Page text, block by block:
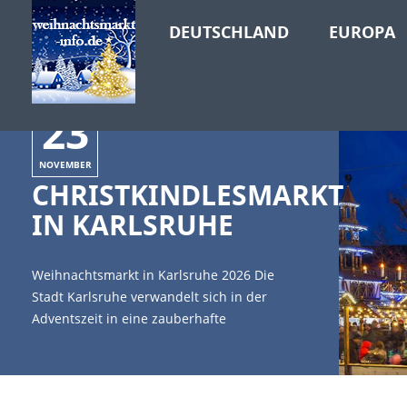
DEUTSCHLAND EUROPA
23
NOVEMBER
CHRISTKINDLESMARKT
IN KARLSRUHE
Weihnachtsmarkt in Karlsruhe 2026 Die
Stadt Karlsruhe verwandelt sich in der
Adventszeit in eine zauberhafte